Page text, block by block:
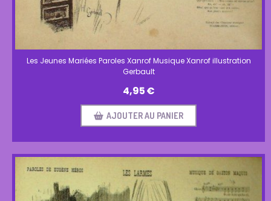
Les Jeunes Mariées Paroles Xanrof Musique Xanrof illustration
Gerbault
4,95€
AJOUTER AU PANIER